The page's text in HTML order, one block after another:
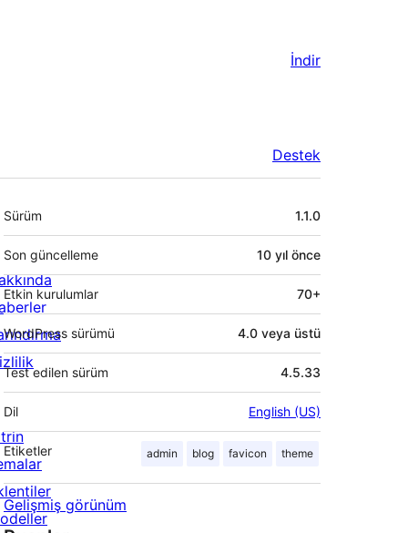
İndir
Destek
Meta
Sürüm 1.1.0
Son güncelleme 10 yıl önce
Etkin kurulumlar 70+
WordPress sürümü 4.0 veya üstü
Test edilen sürüm 4.5.33
Dil English (US)
Etiketler admin blog favicon theme
Gelişmiş görünüm